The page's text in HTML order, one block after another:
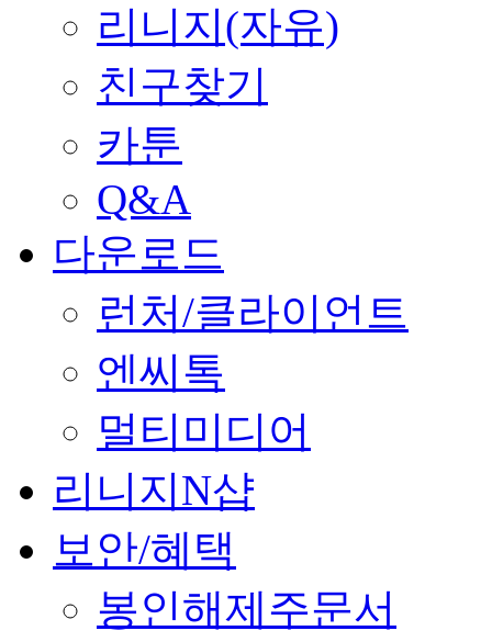
리니지(자유)
친구찾기
카툰
Q&A
다운로드
런처/클라이언트
엔씨톡
멀티미디어
리니지N샵
보안/혜택
봉인해제주문서